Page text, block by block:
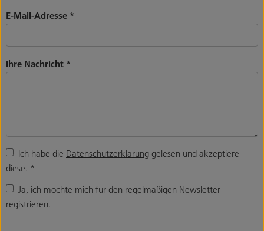
E-Mail-Adresse *
Ihre Nachricht *
Ich habe die Datenschutzerklärung gelesen und akzeptiere
diese. *
Ja, ich möchte mich für den regelmäßigen Newsletter
registrieren.